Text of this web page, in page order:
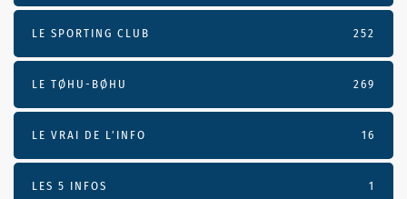
LE SPORTING CLUB 252
LE TØHU-BØHU 269
LE VRAI DE L’INFO 16
LES 5 INFOS 1